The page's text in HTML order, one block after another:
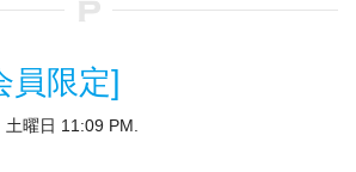
員限定]
曜日 11:09 PM.